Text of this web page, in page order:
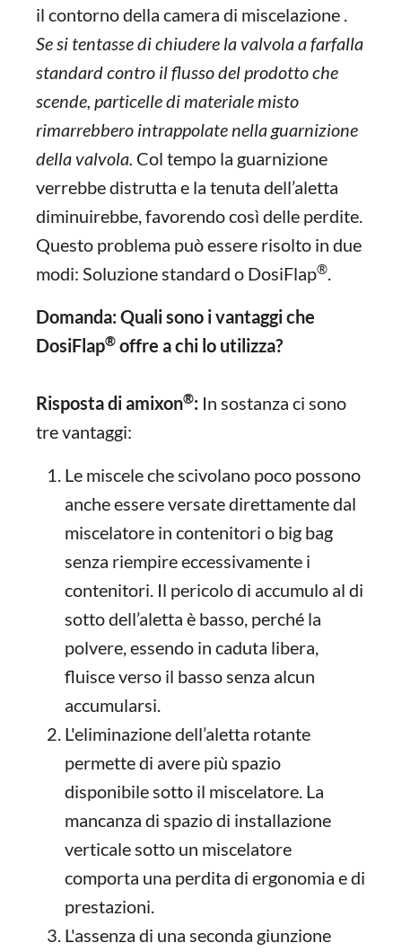
il contorno della camera di miscelazione .
Se si tentasse di chiudere la valvola a farfalla
standard contro il flusso del prodotto che
scende, particelle di materiale misto
rimarrebbero intrappolate nella guarnizione
della valvola. Col tempo la guarnizione
verrebbe distrutta e la tenuta dell’aletta
diminuirebbe, favorendo così delle perdite.
Questo problema può essere risolto in due
modi: Soluzione standard o DosiFlap®.
Domanda: Quali sono i vantaggi che
DosiFlap® offre a chi lo utilizza?
Risposta di amixon®: In sostanza ci sono
tre vantaggi:
Le miscele che scivolano poco possono
anche essere versate direttamente dal
miscelatore in contenitori o big bag
senza riempire eccessivamente i
contenitori. Il pericolo di accumulo al di
sotto dell’aletta è basso, perché la
polvere, essendo in caduta libera,
fluisce verso il basso senza alcun
accumularsi.
L'eliminazione dell’aletta rotante
permette di avere più spazio
disponibile sotto il miscelatore. La
mancanza di spazio di installazione
verticale sotto un miscelatore
comporta una perdita di ergonomia e di
prestazioni.
L'assenza di una seconda giunzione